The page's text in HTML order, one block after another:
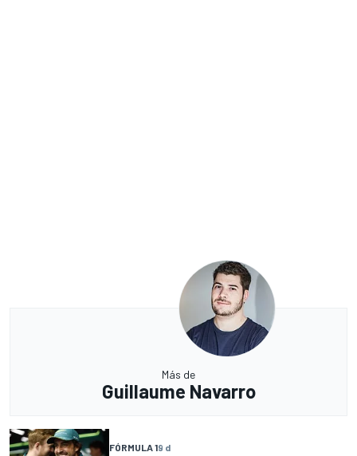
Más de
Guillaume Navarro
FÓRMULA 19 d